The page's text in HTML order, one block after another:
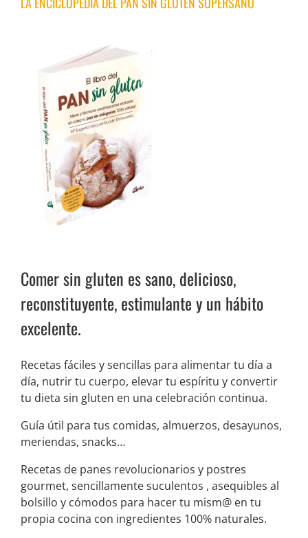
Comer sin gluten es sano, delicioso,
reconstituyente, estimulante y un hábito
excelente.
Recetas fáciles y sencillas para alimentar tu día a
día, nutrir tu cuerpo, elevar tu espíritu y convertir
tu dieta sin gluten en una celebración continua.
Guía útil para tus comidas, almuerzos, desayunos,
meriendas, snacks…
Recetas de panes revolucionarios y postres
gourmet, sencillamente suculentos , asequibles al
bolsillo y cómodos para hacer tu mism@ en tu
propia cocina con ingredientes 100% naturales.